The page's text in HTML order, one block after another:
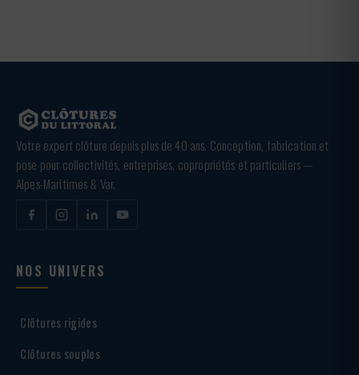
Votre expert clôture depuis plus de 40 ans. Conception, fabrication et
pose pour collectivités, entreprises, copropriétés et particuliers —
Alpes-Maritimes & Var.
NOS UNIVERS
Clôtures rigides
Clôtures souples